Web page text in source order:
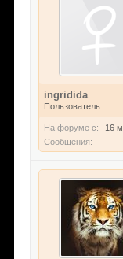
ingridida
Пользователь
На форуме с:
16
Сообщения: